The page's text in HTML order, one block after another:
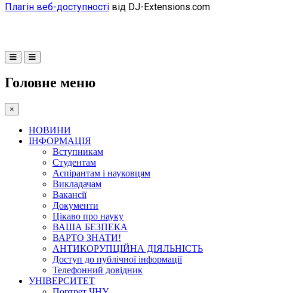
Плагін веб-доступності від DJ-Extensions.com
Головне меню
×
НОВИНИ
ІНФОРМАЦІЯ
Вступникам
Студентам
Аспірантам і науковцям
Викладачам
Вакансії
Документи
Цікаво про науку
ВАША БЕЗПЕКА
ВАРТО ЗНАТИ!
АНТИКОРУПЦІЙНА ДІЯЛЬНІСТЬ
Доступ до публічної інформації
Телефонний довідник
УНІВЕРСИТЕТ